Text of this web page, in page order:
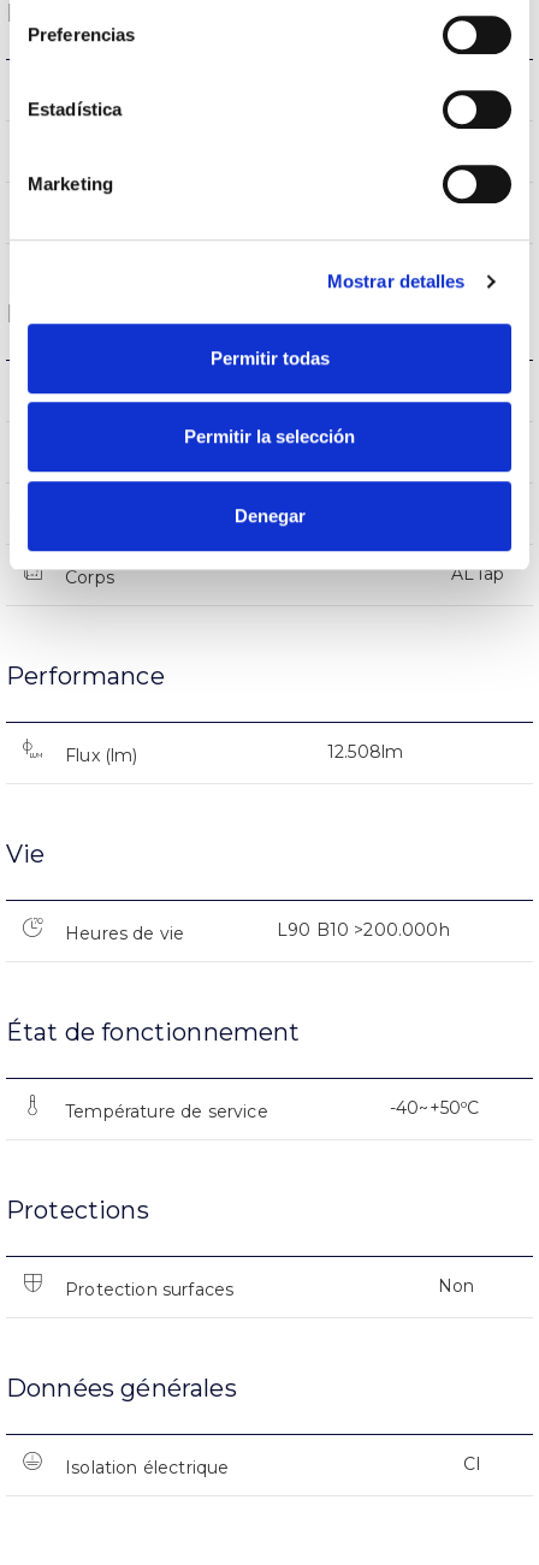
Preferencias
Estadística
Marketing
Mostrar detalles
Permitir todas
Permitir la selección
Denegar
Données optiques
3.000K
Logement et finition
IK Protection contre des impacts IK09
Corps AL iap
Performance
Flux (lm) 12.508lm
Vie
Heures de vie L90 B10 >200.000h
État de fonctionnement
Température de service -40~+50ºC
Protections
Protection surfaces Non
Données générales
Isolation électrique CI